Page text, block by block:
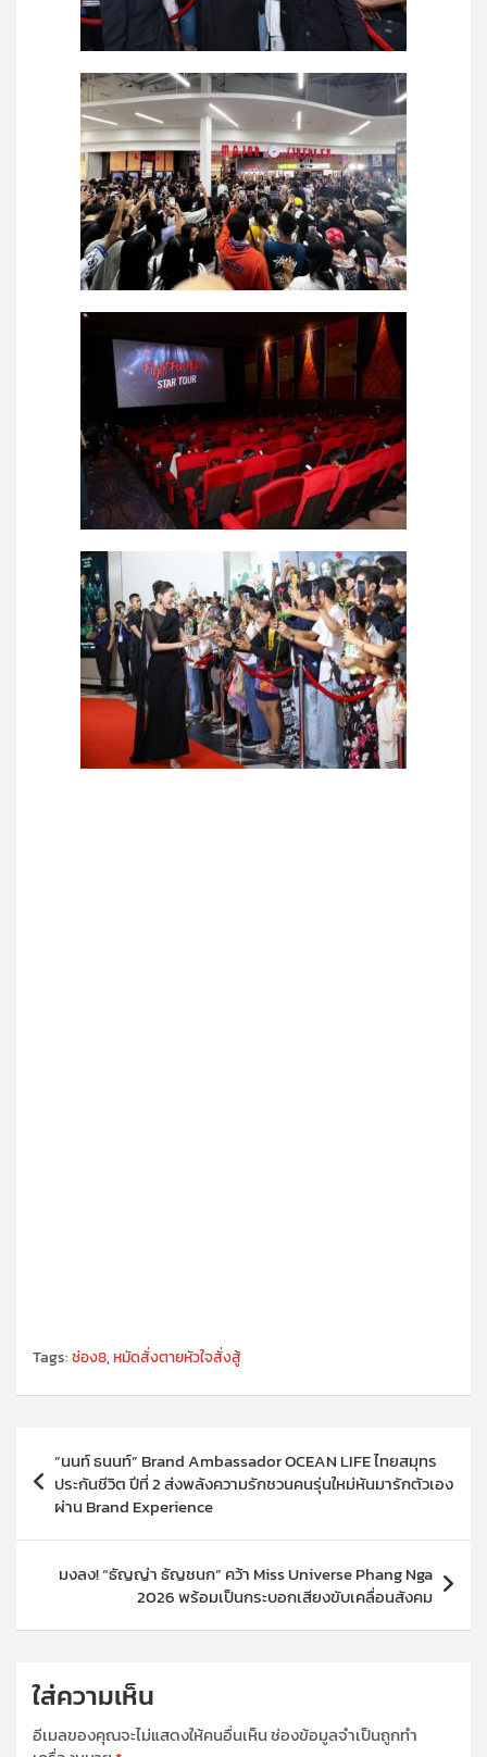
Tags:ช่อง8,หมัดสั่งตายหัวใจสั่งสู้
แนะแนว
เรื่อง“นนท์ ธนนท์” Brand Ambassador OCEAN LIFE ไทยสมุทร
ประกันชีวิต ปีที่ 2 ส่งพลังความรักชวนคนรุ่นใหม่หันมารักตัวเอง
ผ่าน Brand Experience
มงลง! “ธัญญ่า ธัญชนก” คว้า Miss Universe Phang Nga
2026 พร้อมเป็นกระบอกเสียงขับเคลื่อนสังคม
ใส่ความเห็น
อีเมลของคุณจะไม่แสดงให้คนอื่นเห็นช่องข้อมูลจำเป็นถูกทำ